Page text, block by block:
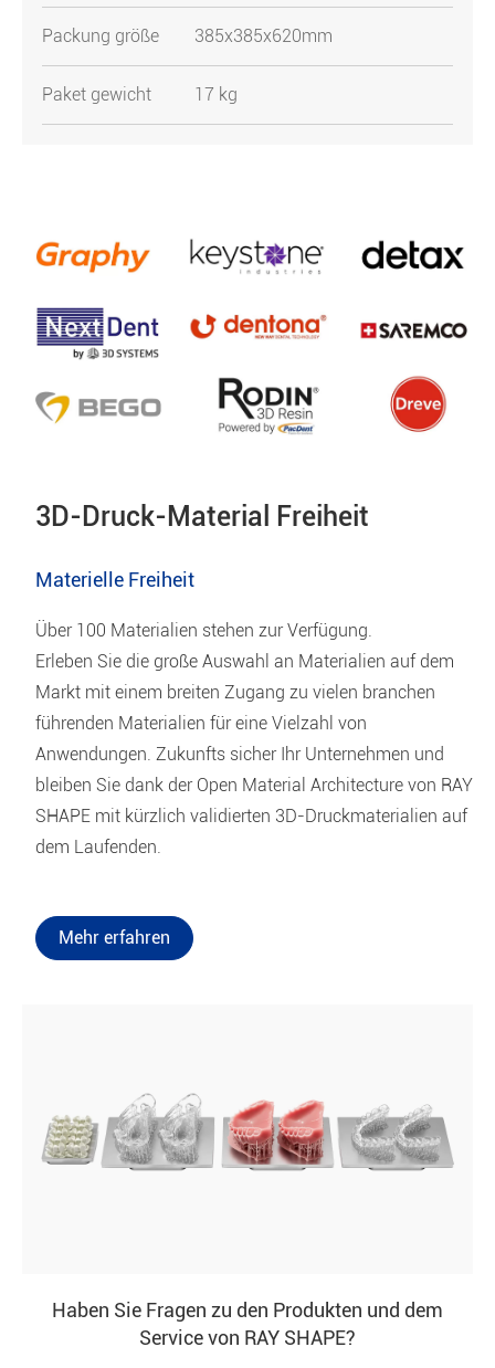
Packung größe 385x385x620mm
Paket gewicht 17 kg
3D-Druck-Material Freiheit
Materielle Freiheit
Über 100 Materialien stehen zur Verfügung.
Erleben Sie die große Auswahl an Materialien auf dem
Markt mit einem breiten Zugang zu vielen branchen
führenden Materialien für eine Vielzahl von
Anwendungen. Zukunfts sicher Ihr Unternehmen und
bleiben Sie dank der Open Material Architecture von RAY
SHAPE mit kürzlich validierten 3D-Druckmaterialien auf
dem Laufenden.
Mehr erfahren
Haben Sie Fragen zu den Produkten und dem
Service von RAY SHAPE?